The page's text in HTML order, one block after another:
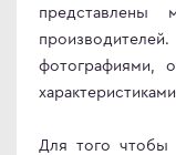
фотографиями,
Для того чтобы